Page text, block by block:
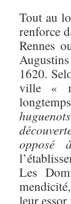
Tout au
renforce
Rennes
1620.
ville «
opposé
Les
leur